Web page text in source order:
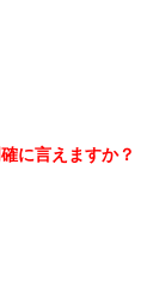
に言えますか？